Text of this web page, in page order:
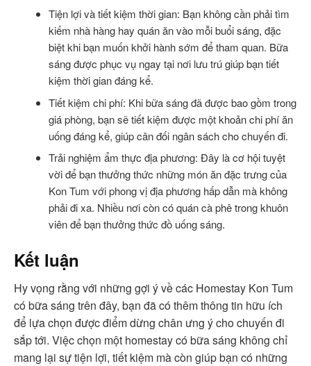
Tiện lợi và tiết kiệm thời gian: Bạn không cần phải tìm
kiếm nhà hàng hay quán ăn vào mỗi buổi sáng, đặc
biệt khi bạn muốn khởi hành sớm để tham quan. Bữa
sáng được phục vụ ngay tại nơi lưu trú giúp bạn tiết
kiệm thời gian đáng kể.
Tiết kiệm chi phí: Khi bữa sáng đã được bao gồm trong
giá phòng, bạn sẽ tiết kiệm được một khoản chi phí ăn
uống đáng kể, giúp cân đối ngân sách cho chuyến đi.
Trải nghiệm ẩm thực địa phương: Đây là cơ hội tuyệt
vời để bạn thưởng thức những món ăn đặc trưng của
Kon Tum với phong vị địa phương hấp dẫn mà không
phải đi xa. Nhiều nơi còn có quán cà phê trong khuôn
viên để bạn thưởng thức đồ uống sáng.
Kết luận
Hy vọng rằng với những gợi ý về các Homestay Kon Tum
có bữa sáng trên đây, bạn đã có thêm thông tin hữu ích
để lựa chọn được điểm dừng chân ưng ý cho chuyến đi
sắp tới. Việc chọn một homestay có bữa sáng không chỉ
mang lại sự tiện lợi, tiết kiệm mà còn giúp bạn có những